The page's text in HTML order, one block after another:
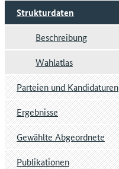
Strukturdaten
Beschreibung
Wahlatlas
Parteien und Kandidaturen
Ergebnisse
Gewählte Abgeordnete
Publikationen